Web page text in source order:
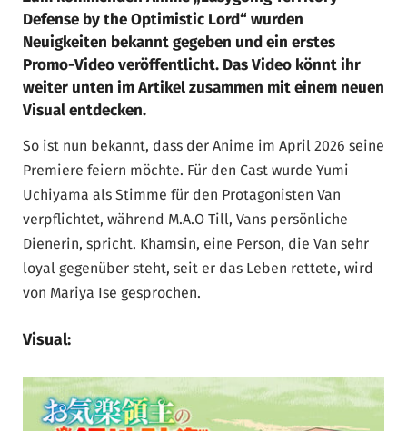
Defense by the Optimistic Lord“ wurden
Neuigkeiten bekannt gegeben und ein erstes
Promo-Video veröffentlicht. Das Video könnt ihr
weiter unten im Artikel zusammen mit einem neuen
Visual entdecken.
So ist nun bekannt, dass der Anime im April 2026 seine
Premiere feiern möchte. Für den Cast wurde Yumi
Uchiyama als Stimme für den Protagonisten Van
verpflichtet, während M.A.O Till, Vans persönliche
Dienerin, spricht. Khamsin, eine Person, die Van sehr
loyal gegenüber steht, seit er das Leben rettete, wird
von Mariya Ise gesprochen.
Visual: